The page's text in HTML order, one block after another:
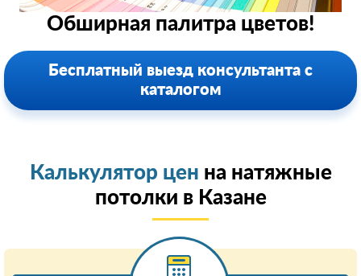
Обширная палитра цветов!
Бесплатный выезд консультанта с
каталогом
Калькулятор цен на натяжные
потолки в Казанe